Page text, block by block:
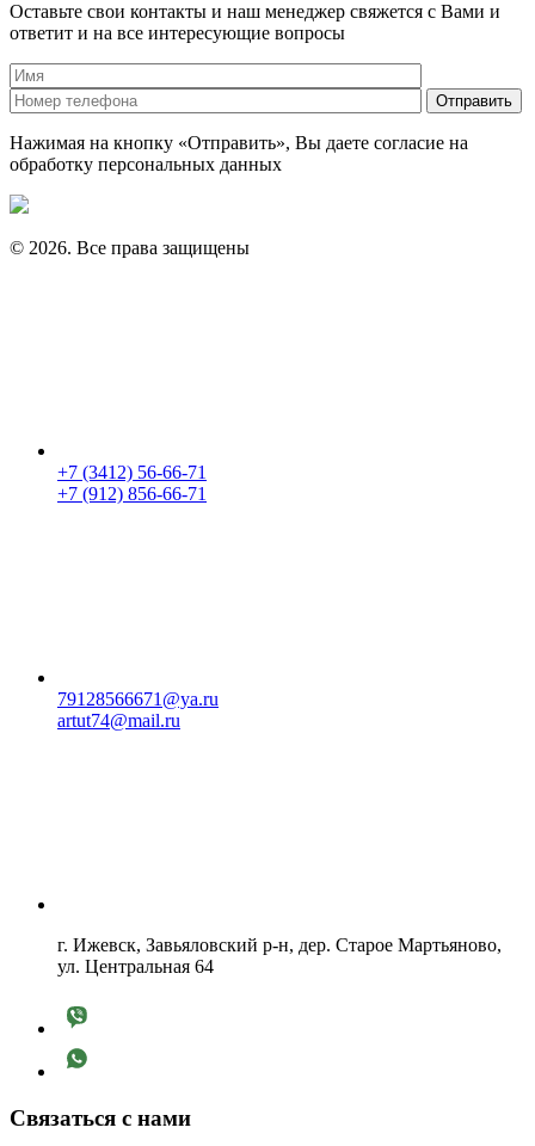
Оставьте свои контакты и наш менеджер свяжется с Вами и
ответит и на все интересующие вопросы
Нажимая на кнопку «Отправить», Вы даете согласие на
обработку персональных данных
© 2026. Все права защищены
+7 (3412) 56-66-71
+7 (912) 856-66-71
79128566671@ya.ru
artut74@mail.ru
г. Ижевск, Завьяловский р-н, дер. Старое Мартьяново,
ул. Центральная 64
Связаться с нами